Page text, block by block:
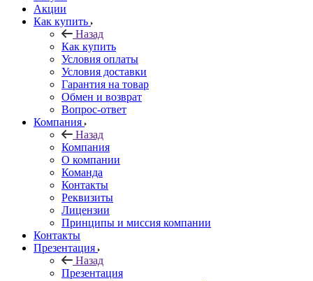
Акции
Как купить
Назад
Как купить
Условия оплаты
Условия доставки
Гарантия на товар
Обмен и возврат
Вопрос-ответ
Компания
Назад
Компания
О компании
Команда
Контакты
Реквизиты
Лицензии
Принципы и миссия компании
Контакты
Презентация
Назад
Презентация